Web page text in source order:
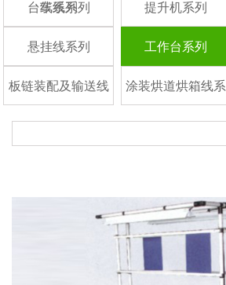
线系列
台车线系列 提升机系列
悬挂线系列 工作台系列
板链装配及输送线
系列
涂装烘道烘箱线系
列